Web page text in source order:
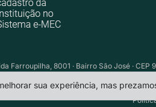
Farroupilha, 8001 · Bairro São José ·
sua experiência, mas